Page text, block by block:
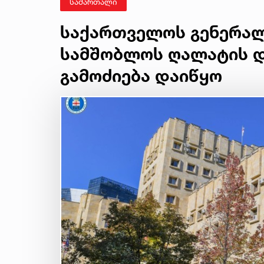
საქართველოს
სამშობლოს ღალატის
გამოძიება დაიწყო